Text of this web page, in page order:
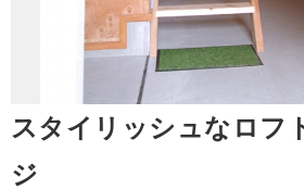
スタイリッシュなロフ
ジ